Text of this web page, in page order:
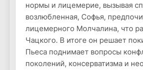
нормы и лицемерие, вызывая
возлюбленная, Софья,
лицемерного Молчалина, что
Чацкого. В итоге он решает
Пьеса поднимает вопросы
поколений, консерватизма и